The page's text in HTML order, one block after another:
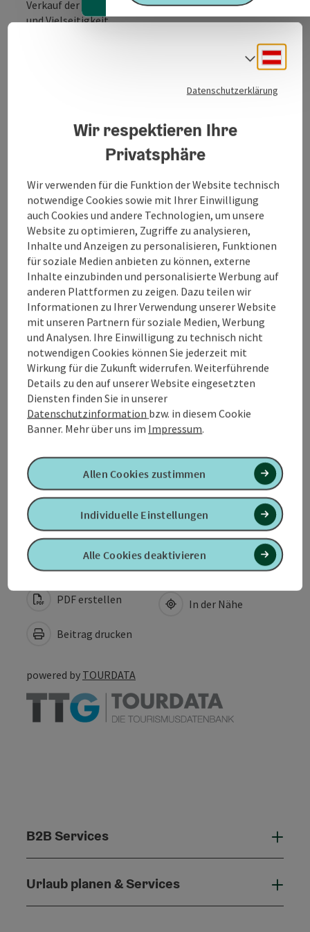
Verkauf der Jungpferde für speziell Dressur, Springen
und Vielseitigkeit.
Kontakt
Öffnungszeiten
Anreise/Lage
Reiten
Sportarten
Preise
Eignung
Barrierefreiheit
PDF erstellen
Beitrag drucken
In der Nähe
powered by TOURDATA
B2B Services
Urlaub planen & Services
Datenschutzerklärung
Wir respektieren Ihre
Privatsphäre
Wir verwenden für die Funktion der Website technisch
notwendige Cookies sowie mit Ihrer Einwilligung
auch Cookies und andere Technologien, um unsere
Website zu optimieren, Zugriffe zu analysieren,
Inhalte und Anzeigen zu personalisieren, Funktionen
für soziale Medien anbieten zu können, externe
Inhalte einzubinden und personalisierte Werbung auf
anderen Plattformen zu zeigen. Dazu teilen wir
Informationen zu Ihrer Verwendung unserer Website
mit unseren Partnern für soziale Medien, Werbung
und Analysen. Ihre Einwilligung zu technisch nicht
notwendigen Cookies können Sie jederzeit mit
Wirkung für die Zukunft widerrufen. Weiterführende
Details zu den auf unserer Website eingesetzten
Diensten finden Sie in unserer
Datenschutzinformation bzw. in diesem Cookie
Banner. Mehr über uns im Impressum.
Alle Cookies deaktivieren
Individuelle Einstellungen
Allen Cookies zustimmen